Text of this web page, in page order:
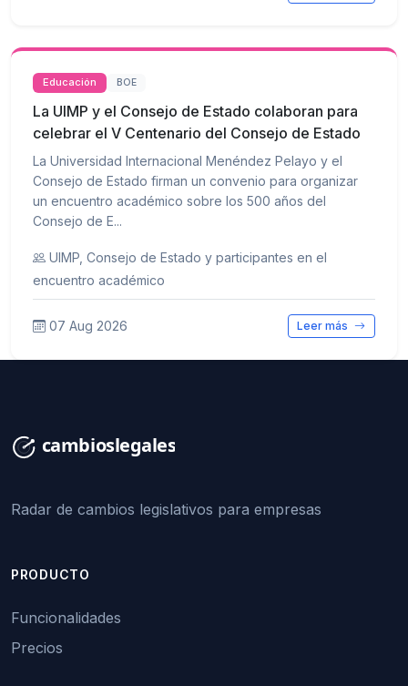
Educación BOE
La UIMP y el Consejo de Estado colaboran para
celebrar el V Centenario del Consejo de Estado
La Universidad Internacional Menéndez Pelayo y el
Consejo de Estado firman un convenio para organizar
un encuentro académico sobre los 500 años del
Consejo de E...
UIMP, Consejo de Estado y participantes en el
encuentro académico
07 Aug 2026 Leer más
Radar de cambios legislativos para empresas
PRODUCTO
Funcionalidades
Precios